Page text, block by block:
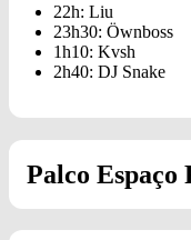
22h: Liu
23h30: Öwnboss
1h10: Kvsh
2h40: DJ Snake
Palco Espaço